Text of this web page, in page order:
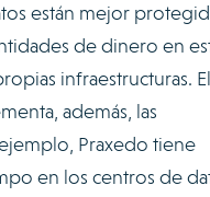
están mejor
de dinero en
infraestructuras. El
además, las
Praxedo tiene
en los centros de